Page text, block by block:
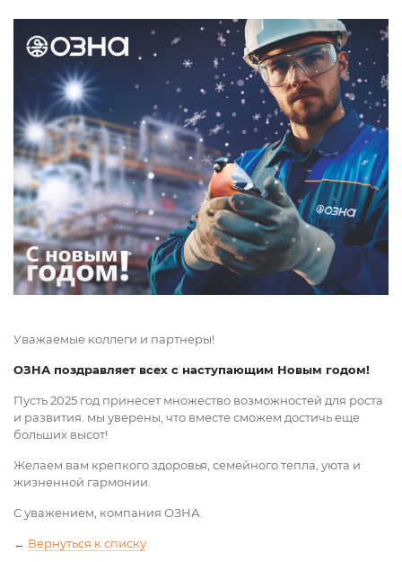
Уважаемые коллеги и партнеры!
ОЗНА поздравляет всех с наступающим Новым годом!
Пусть 2025 год принесет множество возможностей для роста
и развития. мы уверены, что вместе сможем достичь еще
больших высот!
Желаем вам крепкого здоровья, семейного тепла, уюта и
жизненной гармонии.
С уважением, компания ОЗНА.
← Вернуться к списку